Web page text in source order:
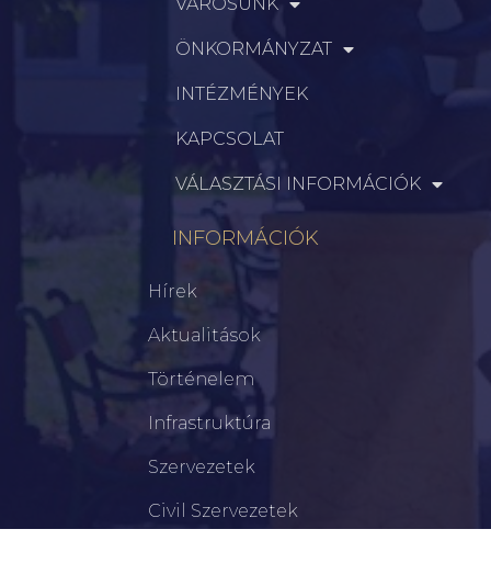
ÖNKORMÁNYZAT
INTÉZMÉNYEK
KAPCSOLAT
VÁLASZTÁSI INFORMÁCIÓK
INFORMÁCIÓK
Hírek
Aktualitások
Történelem
Infrastruktúra
Szervezetek
Civil Szervezetek